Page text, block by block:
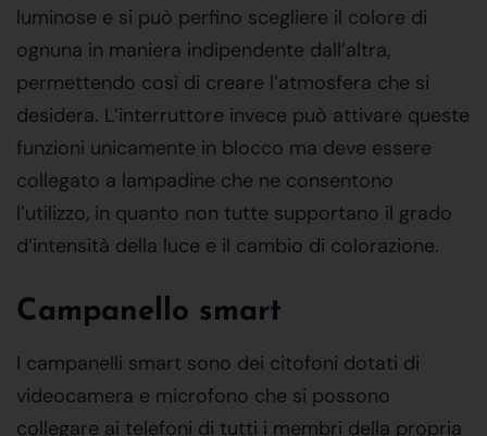
luminose e si può perfino scegliere il colore di
ognuna in maniera indipendente dall’altra,
permettendo così di creare l’atmosfera che si
desidera. L’interruttore invece può attivare queste
funzioni unicamente in blocco ma deve essere
collegato a lampadine che ne consentono
l’utilizzo, in quanto non tutte supportano il grado
d’intensità della luce e il cambio di colorazione.
Campanello smart
I campanelli smart sono dei citofoni dotati di
videocamera e microfono che si possono
collegare ai telefoni di tutti i membri della propria